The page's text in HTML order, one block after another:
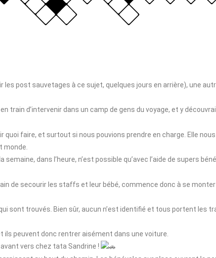
les post sauvetages à ce sujet, quelques jours en arrière), une
train d’intervenir dans un camp de gens du voyage, et y
quoi faire, et surtout si nous pouvions prendre en charge. Elle
monde.
dans l’heure, n’est possible qu’avec l’aide de supers
de secourir les staffs et leur bébé, commence donc à se
sont trouvés. Bien sûr, aucun n’est identifié et tous portent les
peuvent donc rentrer aisément dans une voiture.
vers chez tata Sandrine !